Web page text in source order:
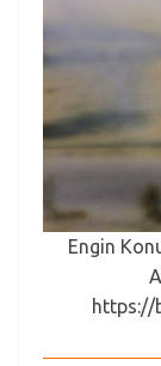
Engin
https://